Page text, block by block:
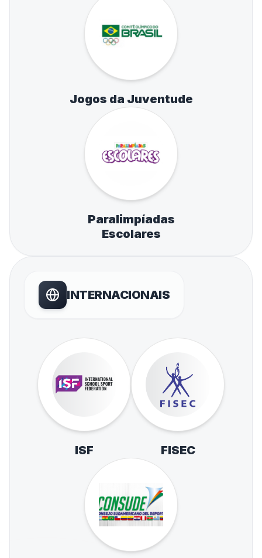
Jogos da Juventude
Paralimpíadas
Escolares
INTERNACIONAIS
ISF FISEC